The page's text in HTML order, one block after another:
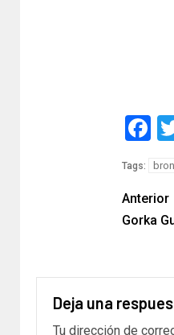
Tags:
Anterior
Gorka
Deja una
Tu dirección de